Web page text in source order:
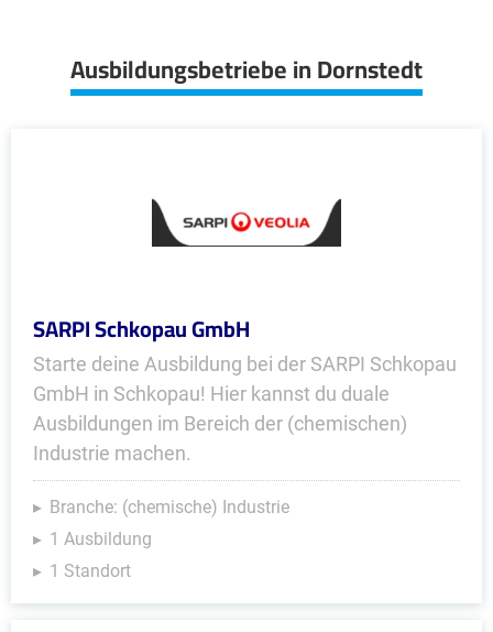
Ausbildungsbetriebe in Dornstedt
SARPI Schkopau GmbH
Starte deine Ausbildung bei der SARPI Schkopau
GmbH in Schkopau! Hier kannst du duale
Ausbildungen im Bereich der (chemischen)
Industrie machen.
Branche: (chemische) Industrie
1 Ausbildung
1 Standort